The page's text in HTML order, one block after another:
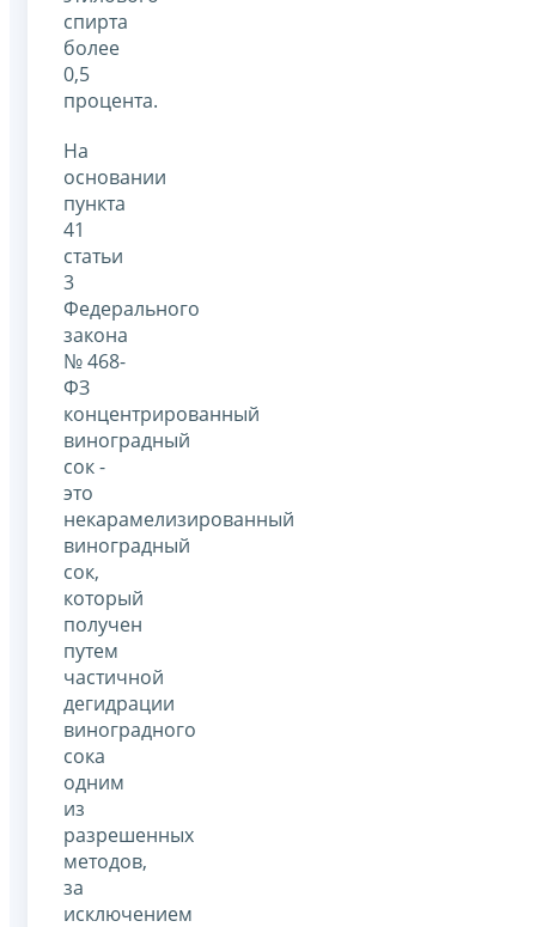
спирта
более
0,5
процента.
На
основании
пункта
41
статьи
3
Федерального
закона
№ 468-
ФЗ
концентрированный
виноградный
сок -
это
некарамелизированный
виноградный
сок,
который
получен
путем
частичной
дегидрации
виноградного
сока
одним
из
разрешенных
методов,
за
исключением